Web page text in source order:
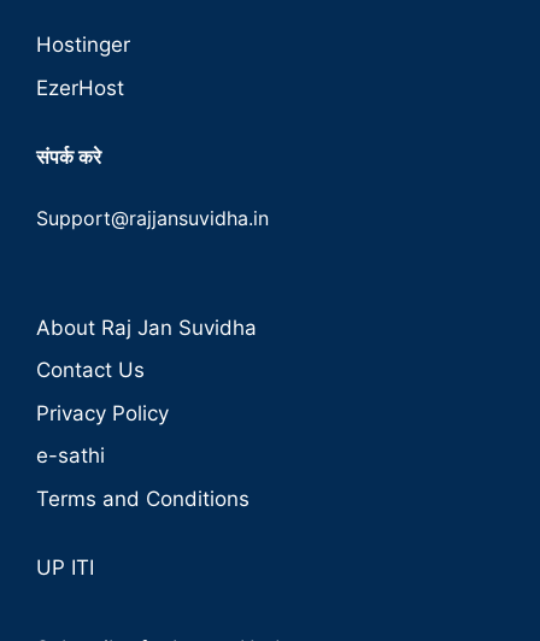
Hostinger
EzerHost
संपर्क करे
Support@rajjansuvidha.in
About Raj Jan Suvidha
Contact Us
Privacy Policy
e-sathi
Terms and Conditions
UP ITI